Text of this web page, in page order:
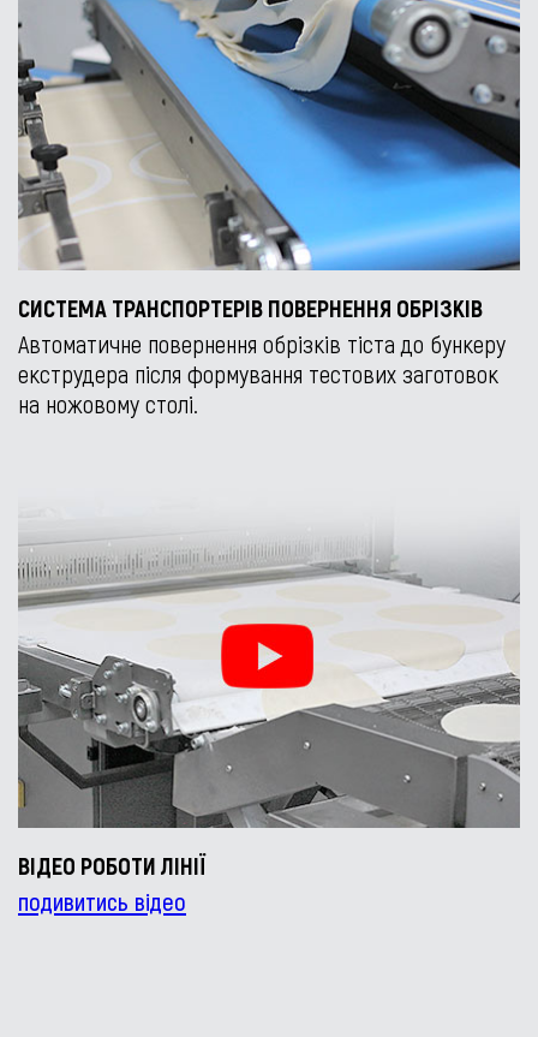
СИСТЕМА ТРАНСПОРТЕРІВ ПОВЕРНЕННЯ ОБРІЗКІВ
Автоматичне повернення обрізків тіста до бункеру
екструдера після формування тестових заготовок
на ножовому столі.
ВІДЕО РОБОТИ ЛІНІЇ
подивитись відео